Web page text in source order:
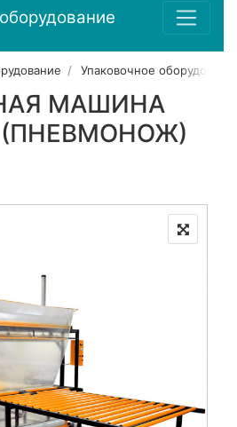
Упаковочное
МАШИНА